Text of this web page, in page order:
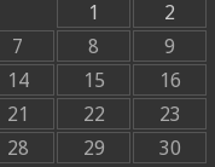
1
2
7 8
9
14 15
16
21 22
23
28 29 30